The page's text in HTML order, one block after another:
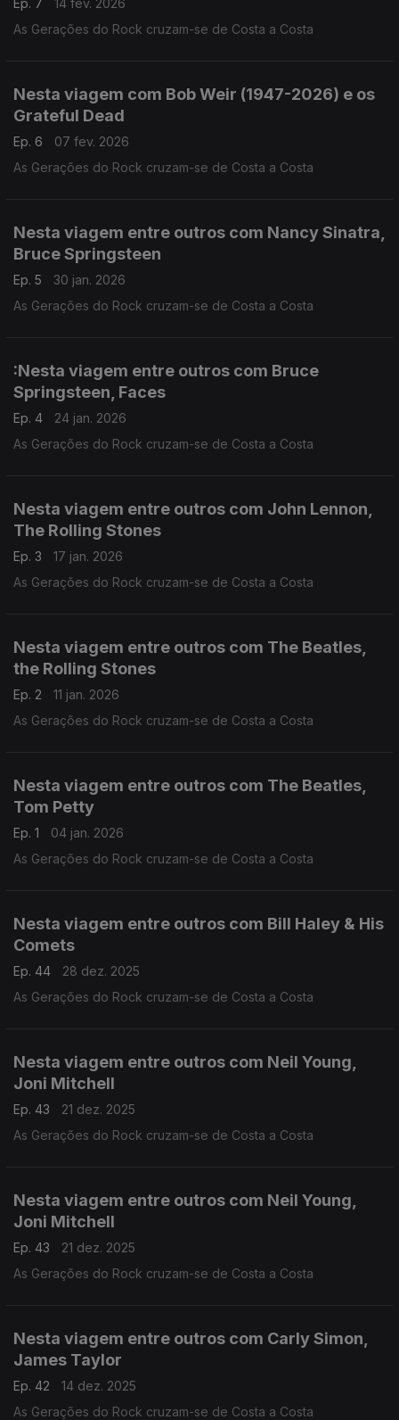
Ep. 7
14 fev. 2026
As Gerações do Rock cruzam-se de Costa a Costa
Nesta viagem com Bob Weir (1947-2026) e os
Grateful Dead
Ep. 6
07 fev. 2026
As Gerações do Rock cruzam-se de Costa a Costa
Nesta viagem entre outros com Nancy Sinatra,
Bruce Springsteen
Ep. 5
30 jan. 2026
As Gerações do Rock cruzam-se de Costa a Costa
:Nesta viagem entre outros com Bruce
Springsteen, Faces
Ep. 4
24 jan. 2026
As Gerações do Rock cruzam-se de Costa a Costa
Nesta viagem entre outros com John Lennon,
The Rolling Stones
Ep. 3
17 jan. 2026
As Gerações do Rock cruzam-se de Costa a Costa
Nesta viagem entre outros com The Beatles,
the Rolling Stones
Ep. 2
11 jan. 2026
As Gerações do Rock cruzam-se de Costa a Costa
Nesta viagem entre outros com The Beatles,
Tom Petty
Ep. 1
04 jan. 2026
As Gerações do Rock cruzam-se de Costa a Costa
Nesta viagem entre outros com Bill Haley & His
Comets
Ep. 44
28 dez. 2025
As Gerações do Rock cruzam-se de Costa a Costa
Nesta viagem entre outros com Neil Young,
Joni Mitchell
Ep. 43
21 dez. 2025
As Gerações do Rock cruzam-se de Costa a Costa
Nesta viagem entre outros com Neil Young,
Joni Mitchell
Ep. 43
21 dez. 2025
As Gerações do Rock cruzam-se de Costa a Costa
Nesta viagem entre outros com Carly Simon,
James Taylor
Ep. 42
14 dez. 2025
As Gerações do Rock cruzam-se de Costa a Costa